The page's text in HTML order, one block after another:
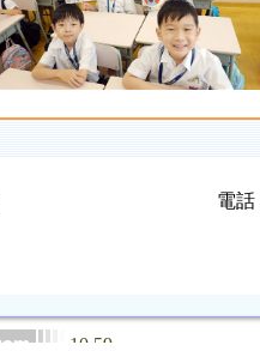
電話
10.59